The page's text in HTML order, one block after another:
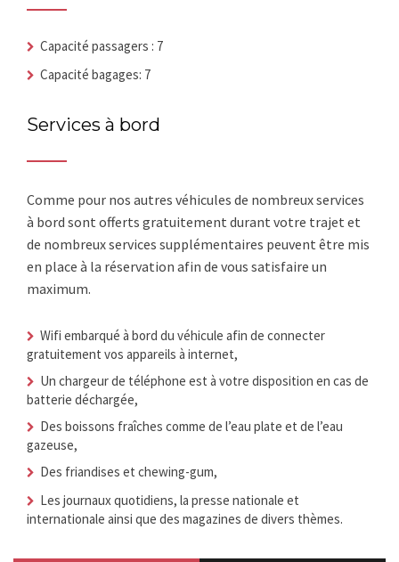
Capacité passagers : 7
Capacité bagages: 7
Services à bord
Comme pour nos autres véhicules de nombreux services
à bord sont offerts gratuitement durant votre trajet et
de nombreux services supplémentaires peuvent être mis
en place à la réservation afin de vous satisfaire un
maximum.
Wifi embarqué à bord du véhicule afin de connecter
gratuitement vos appareils à internet,
Un chargeur de téléphone est à votre disposition en cas de
batterie déchargée,
Des boissons fraîches comme de l’eau plate et de l’eau
gazeuse,
Des friandises et chewing-gum,
Les journaux quotidiens, la presse nationale et
internationale ainsi que des magazines de divers thèmes.